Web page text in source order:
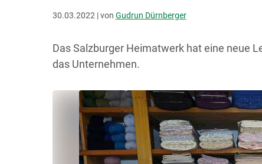
30.03.2022 | von Gudrun Dürnberger
Das Salzburger Heimatwerk hat eine neue
das Unternehmen.